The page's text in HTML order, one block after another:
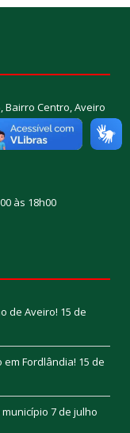
Bairro Centro, Aveiro
às 18h00
de Aveiro! 15 de
Fordlândia! 15 de
7 de julho